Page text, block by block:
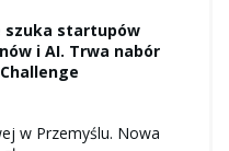
szuka startupów
i AI. Trwa nabór
w Przemyślu. Nowa